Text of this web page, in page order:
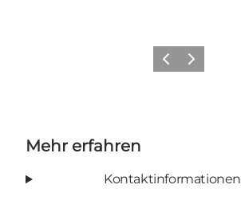
ZurückWeiter
Mehr erfahren
Kontaktinformationen